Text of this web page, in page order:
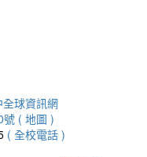
球資訊網
( 地圖 )
( 全校電話 )